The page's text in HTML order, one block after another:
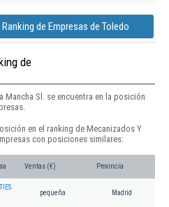
Ranking de Empresas de Toledo
de
Mancha Sl. se encuentra en la posición
en el ranking de Mecanizados Y
con posiciones similares:
Ventas (€) Provincia
pequeña Madrid